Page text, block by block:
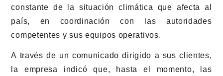
constante de la situación climática que afecta al
país, en coordinación con las autoridades
competentes y sus equipos operativos.
A través de un comunicado dirigido a sus clientes,
la empresa indicó que, hasta el momento, las